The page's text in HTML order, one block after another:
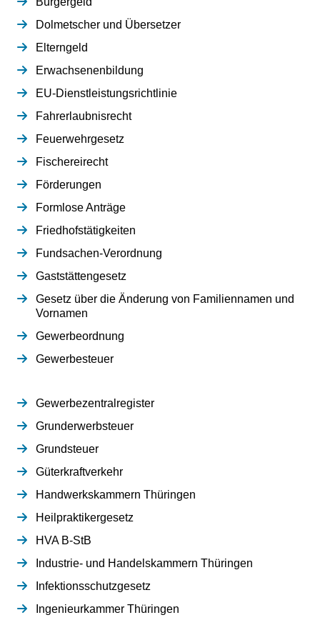
Dolmetscher und Übersetzer
Elterngeld
Erwachsenenbildung
EU-Dienstleistungsrichtlinie
Fahrerlaubnisrecht
Feuerwehrgesetz
Fischereirecht
Förderungen
Formlose Anträge
Friedhofstätigkeiten
Fundsachen-Verordnung
Gaststättengesetz
Gesetz über die Änderung von Familiennamen und
Vornamen
Gewerbeordnung
Gewerbesteuer
Gewerbezentralregister
Grunderwerbsteuer
Grundsteuer
Güterkraftverkehr
Handwerkskammern Thüringen
Heilpraktikergesetz
HVA B-StB
Industrie- und Handelskammern Thüringen
Infektionsschutzgesetz
Ingenieurkammer Thüringen